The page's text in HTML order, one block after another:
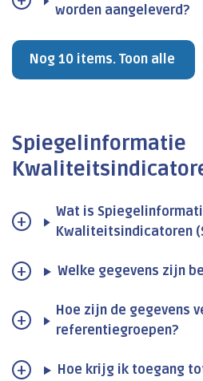
worden aangeleverd?
Nog 10 items. Toon alle
Spiegelinformatie
Wat is
Kwaliteitsindicatoren
Welke gegevens zijn
Hoe zijn de gegevens
referentiegroepen?
Hoe krijg ik toegang